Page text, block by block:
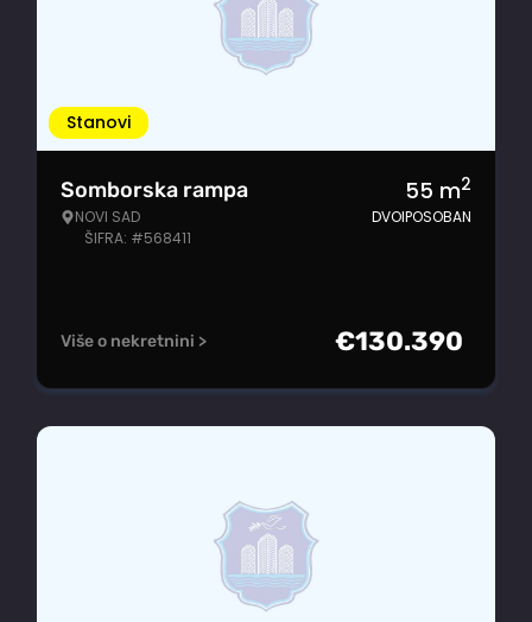
Stanovi
Somborska rampa
NOVI SAD
ŠIFRA: #568411
55 m2
DVOIPOSOBAN
Više o nekretnini > €130.390